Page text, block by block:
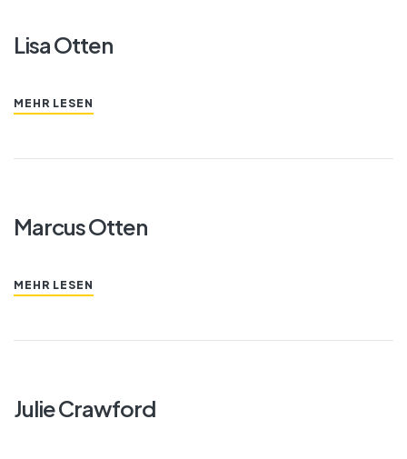
Lisa Otten
MEHR LESEN
Marcus Otten
MEHR LESEN
Julie Crawford